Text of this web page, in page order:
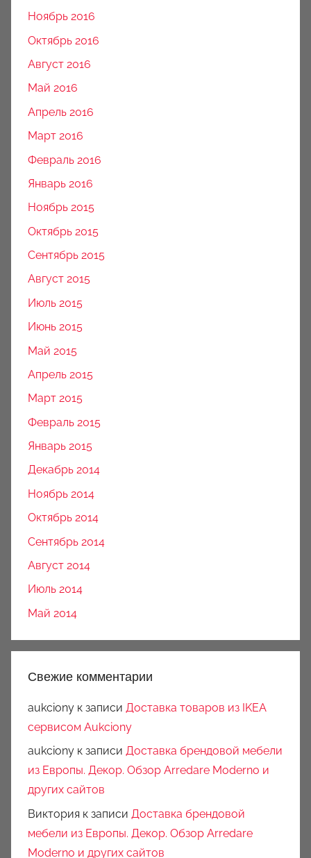
Ноябрь 2016
Октябрь 2016
Август 2016
Май 2016
Апрель 2016
Март 2016
Февраль 2016
Январь 2016
Ноябрь 2015
Октябрь 2015
Сентябрь 2015
Август 2015
Июль 2015
Июнь 2015
Май 2015
Апрель 2015
Март 2015
Февраль 2015
Январь 2015
Декабрь 2014
Ноябрь 2014
Октябрь 2014
Сентябрь 2014
Август 2014
Июль 2014
Май 2014
Свежие комментарии
aukciony к записи Доставка товаров из IKEA
сервисом Aukciony
aukciony к записи Доставка брендовой мебели
из Европы. Декор. Обзор Arredare Moderno и
других сайтов
Виктория к записи Доставка брендовой
мебели из Европы. Декор. Обзор Arredare
Moderno и других сайтов